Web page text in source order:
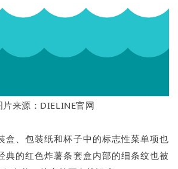
片来源：DIELINE官网
盒、包装纸和杯子中的标志性菜单项也
典的红色炸薯条套盒内部的细条纹也被